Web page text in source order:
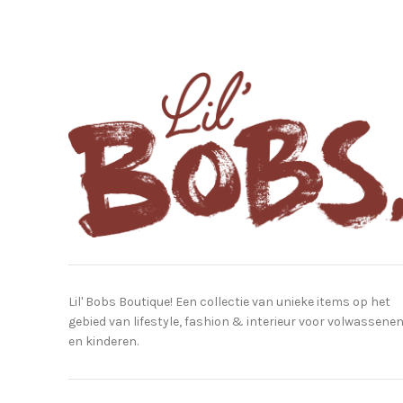
Lil' Bobs Boutique! Een collectie van unieke items op het
gebied van lifestyle, fashion & interieur voor volwassenen
en kinderen.